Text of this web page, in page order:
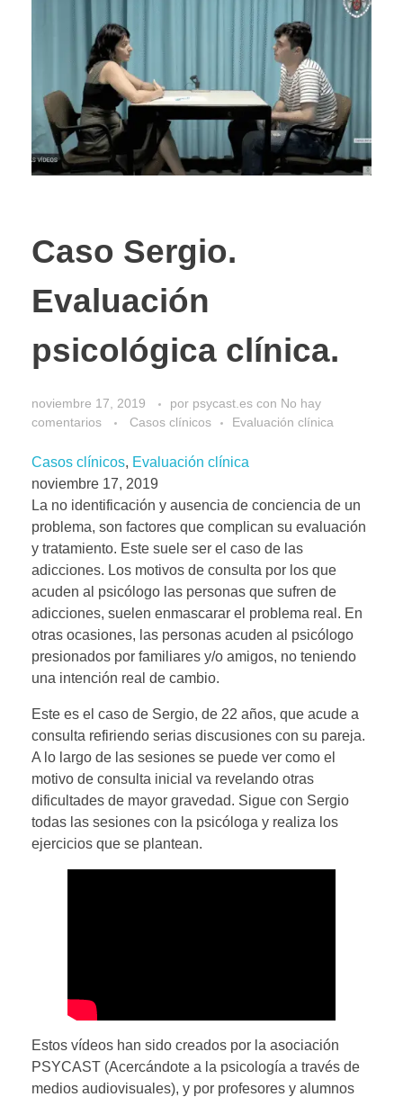
Caso Sergio.
Evaluación
psicológica clínica.
noviembre 17, 2019 por psycast.es con No hay
comentarios
Casos clínicos Evaluación clínica
Casos clínicos, Evaluación clínica
noviembre 17, 2019
La no identificación y ausencia de conciencia de un
problema, son factores que complican su evaluación
y tratamiento. Este suele ser el caso de las
adicciones. Los motivos de consulta por los que
acuden al psicólogo las personas que sufren de
adicciones, suelen enmascarar el problema real. En
otras ocasiones, las personas acuden al psicólogo
presionados por familiares y/o amigos, no teniendo
una intención real de cambio.
Este es el caso de Sergio, de 22 años, que acude a
consulta refiriendo serias discusiones con su pareja.
A lo largo de las sesiones se puede ver como el
motivo de consulta inicial va revelando otras
dificultades de mayor gravedad. Sigue con Sergio
todas las sesiones con la psicóloga y realiza los
ejercicios que se plantean.
Estos vídeos han sido creados por la asociación
PSYCAST (Acercándote a la psicología a través de
medios audiovisuales), y por profesores y alumnos